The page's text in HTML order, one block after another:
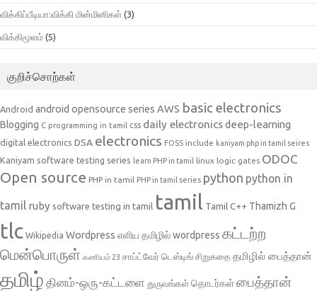
விக்கிப்பீடியா:விக்கி மின்மினிகள் (3)
விக்கிமூலம் (5)
குறிச்சொற்கள்
Android android opensource series AWS basic electronics
Blogging C programming in tamil css daily electronicsdeep-learning
digital electronics DSA electronics FOSS include kaniyam php in tamil seires
Kaniyam software testing series learn PHP in tamil linux logic gates ODOC
Open source PHP in tamil PHP in tamil series python python in
tamil ruby software testing in tamil tamil Tamil C++ Thamizh G
tlc Wikipedia Wordpress எளிய தமிழில் wordpress கட்டற்ற
மென்பொருள் கணியம் 23 சாப்ட்வேர் டெஸ்டிங் சிறுகதை தமிழில் பைத்தான்
தமிழ் தினம்-ஒரு-கட்டளை துருவங்கள் தொடர்கள்பைத்தான்